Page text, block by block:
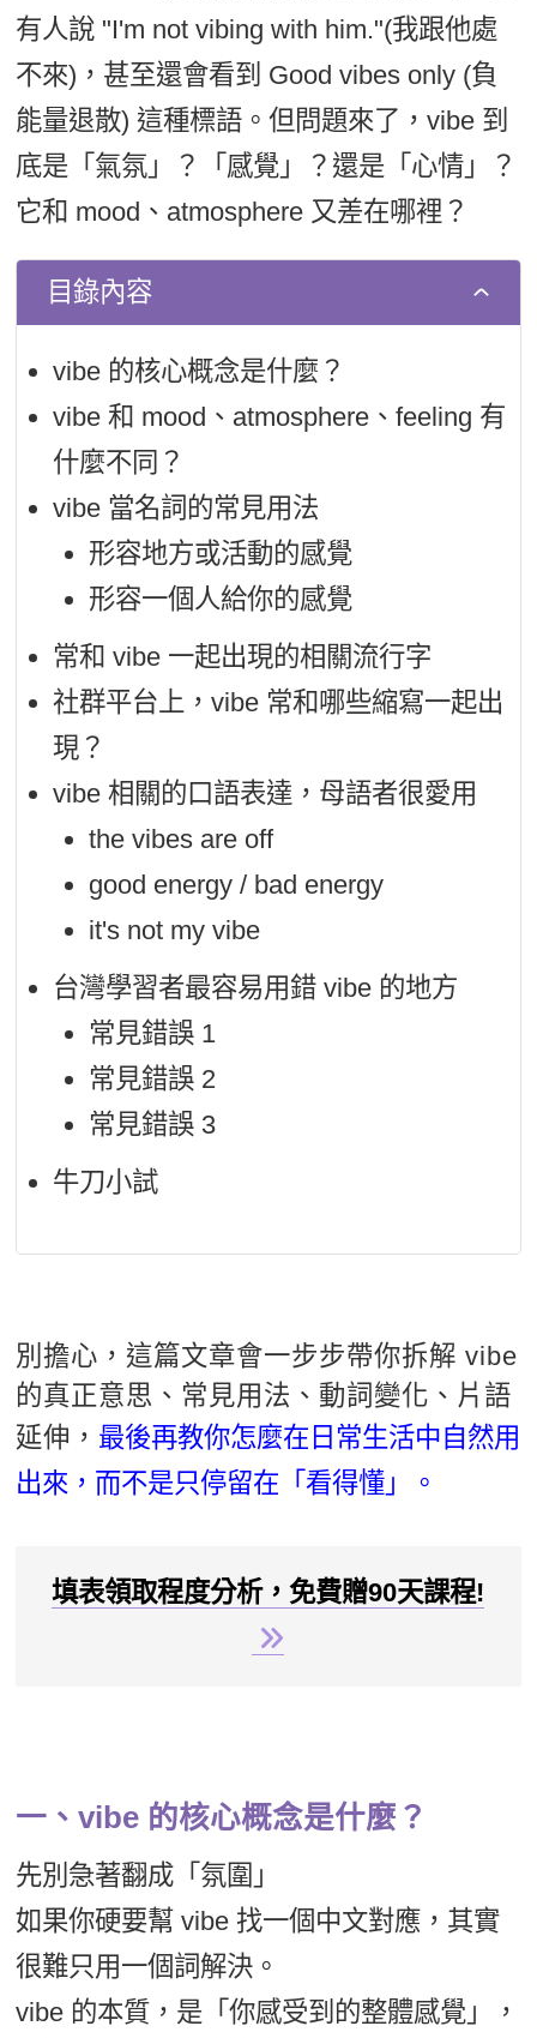
Cengage TED Talks
CNN聽力強化
新聞英文
有人說 "I'm not vibing with him."(我跟他處
不來)，甚至還會看到 Good vibes only (負
能量退散) 這種標語。但問題來了，vibe 到
底是「氣氛」？「感覺」？還是「心情」？
它和 mood、atmosphere 又差在哪裡？
目錄內容
vibe 的核心概念是什麼？
vibe 和 mood、atmosphere、feeling 有
什麼不同？
vibe 當名詞的常見用法
形容地方或活動的感覺
形容一個人給你的感覺
常和 vibe 一起出現的相關流行字
社群平台上，vibe 常和哪些縮寫一起出
現？
vibe 相關的口語表達，母語者很愛用
the vibes are off
good energy / bad energy
it's not my vibe
台灣學習者最容易用錯 vibe 的地方
常見錯誤 1
常見錯誤 2
常見錯誤 3
牛刀小試
別擔心，這篇文章會一步步帶你拆解 vibe
的真正意思、常見用法、動詞變化、片語
延伸， 最後再教你怎麼在日常生活中自然用
出來，而不是只停留在「看得懂」。
填表領取程度分析，免費贈90天課程!
一、vibe 的核心概念是什麼？
先別急著翻成「氛圍」
如果你硬要幫 vibe 找一個中文對應，其實
很難只用一個詞解決。
vibe 的本質，是「你感受到的整體感覺」，